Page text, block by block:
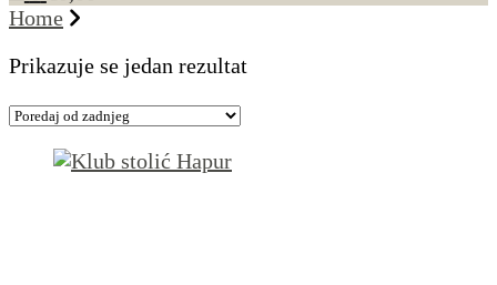
Home
Prikazuje se jedan rezultat